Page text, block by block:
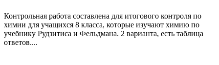
Контрольная работа составлена для итогового контроля по
химии для учащихся 8 класса, которые изучают химию по
учебнику Рудзитиса и Фельдмана. 2 варианта, есть таблица
ответов....